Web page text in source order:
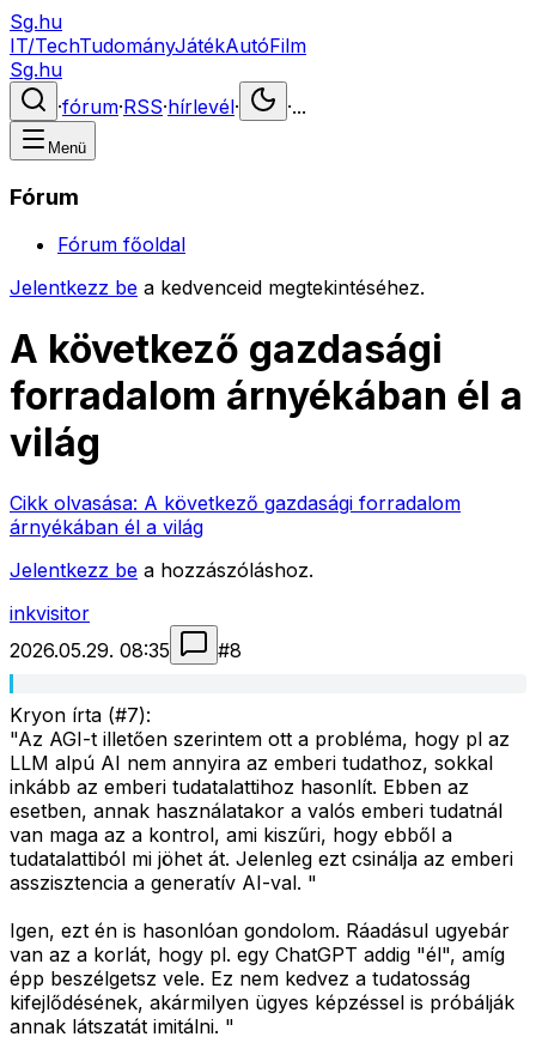
Sg.hu
IT/TechTudományJátékAutóFilm
Sg.hu
·fórum·RSS·hírlevél· ·...
Menü
Fórum
Fórum főoldal
Jelentkezz be a kedvenceid megtekintéséhez.
A következő gazdasági
forradalom árnyékában él a
világ
Cikk olvasása: A következő gazdasági forradalom
árnyékában él a világ
Jelentkezz be a hozzászóláshoz.
inkvisitor
2026.05.29. 08:35
#8
Kryon írta (#7):
"Az AGI-t illetően szerintem ott a probléma, hogy pl az
LLM alpú AI nem annyira az emberi tudathoz, sokkal
inkább az emberi tudatalattihoz hasonlít. Ebben az
esetben, annak használatakor a valós emberi tudatnál
van maga az a kontrol, ami kiszűri, hogy ebből a
tudatalattiból mi jöhet át. Jelenleg ezt csinálja az emberi
asszisztencia a generatív AI-val. "
Igen, ezt én is hasonlóan gondolom. Ráadásul ugyebár
van az a korlát, hogy pl. egy ChatGPT addig "él", amíg
épp beszélgetsz vele. Ez nem kedvez a tudatosság
kifejlődésének, akármilyen ügyes képzéssel is próbálják
annak látszatát imitálni. "